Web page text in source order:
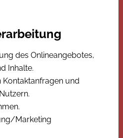
des Onlineangebotes,
Inhalte.
und
Marketing